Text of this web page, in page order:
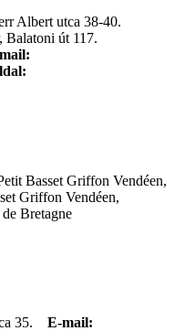
Albert utca 38-40.
Balatoni út 117.
Basset Griffon Vendéen,
Griffon Vendéen,
Bretagne
35. E-mail: